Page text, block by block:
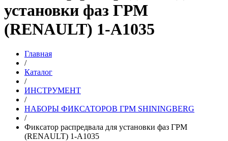
установки фаз ГРМ
(RENAULT) 1-A1035
Главная
/
Каталог
/
ИНСТРУМЕНТ
/
НАБОРЫ ФИКСАТОРОВ ГРМ SHININGBERG
/
Фиксатор распредвала для установки фаз ГРМ
(RENAULT) 1-A1035